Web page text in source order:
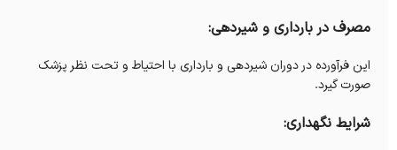
مصرف در بارداری و شیردهی:
این فرآورده در دوران شیردهی و بارداری با احتیاط و تحت نظر پزشک
صورت گیرد.
شرایط نگهداری: